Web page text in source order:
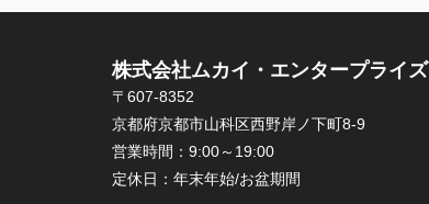
株式会社ムカイ・エンタープライズ
〒607-8352
京都府京都市山科区西野岸ノ下町8-9
営業時間： 9:00～19:00
定休日： 年末年始/お盆期間